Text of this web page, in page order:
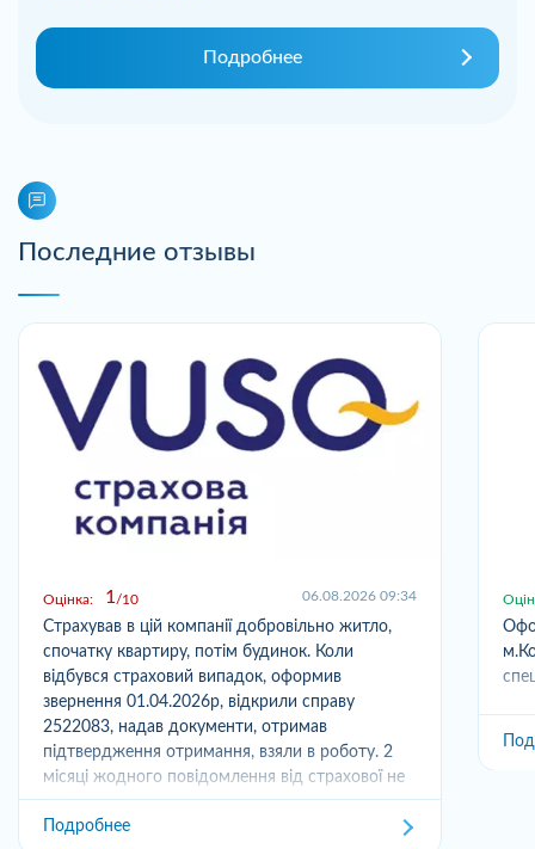
Подробнее
Последние отзывы
Оцінка: 1 10 06.08.2026 09:34
Страхував в цій компанії добровільно житло,
спочатку квартиру, потім будинок. Коли
відбувся страховий випадок, оформив
звернення 01.04.2026р, відкрили справу
2522083, надав документи, отримав
підтвердження отримання, взяли в роботу. 2
місяці жодного повідомлення від страхової не
отримував,...
Подробнее